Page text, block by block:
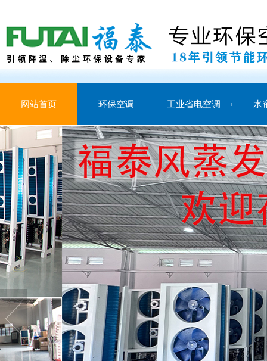
网站首页 环保空调 工业省电空调 水